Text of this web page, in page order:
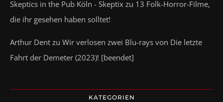
Skeptics in the Pub Köln - Skeptix zu 13 Folk-Horror-Filme,
die ihr gesehen haben solltet!
Arthur Dent zu Wir verlosen zwei Blu-rays von Die letzte
Fahrt der Demeter (2023)! [beendet]
KATEGORIEN